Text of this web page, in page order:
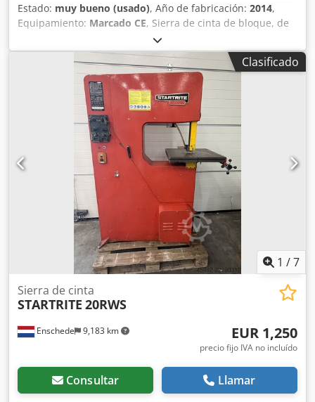
Estado: muy bueno (usado), Año de fabricación: 2014,
Equipamiento: Marcado CE, Sierra de cinta de bloque, de
diseño robusto y semiautomático, para el corte de placas y
bloques de acero. - Incluye sistema de refrigeración. -
Incluye transportador de virutas. - Incluye velocidad de
corte ajustable de forma continua. - Incluye regulación
hidráulica de la velocidad de avance de la sierra, ajustable
de forma continua. - Incluye sistema de tensión hidráulica
de la cinta de sierra. Datos técnicos: Área de corte: Dsdpfx
Adozhlcdeljkr H = 600 mm; voladizo = 660 mm; L = 2.500
mm Dimensiones de la cinta de sierra: 6.140 x 54 x 1,6 mm
Velocidad de la cinta de sierra: hasta 20-80 m/min Potencia
del motor de la sierra: 7,5 kW Altura de la mesa: aprox.
1.475 mm Longitud de corte máx.: 2.500 mm Dimensiones:
5.320 x 2.200 x 3.200 mm Peso: aprox. 7.500 kg Incluye
diversos dispositivos de sujeción.
Clasificado
1 /7
Enschede 9,183 km
Sierra de cinta
STARTRITE 20RWS
EUR 1,250
precio fijo IVA no incluído
Consultar Llamar